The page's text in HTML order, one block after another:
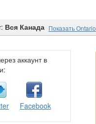
Вся Канада Показать Ontario
аккаунт в
Facebook